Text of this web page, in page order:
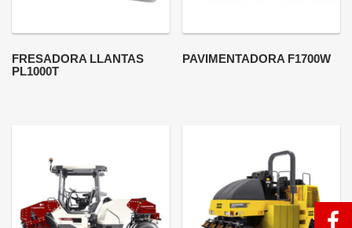
FRESADORA LLANTAS
PL1000T
PAVIMENTADORA F1700W